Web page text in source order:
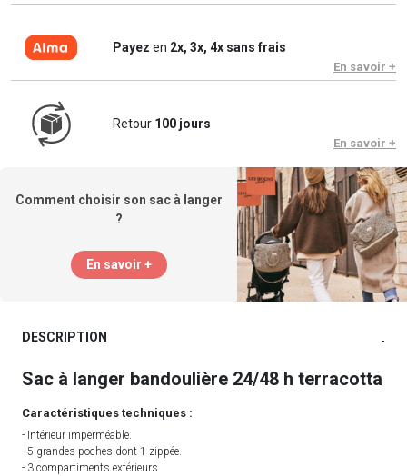
Payez en 2x, 3x, 4x sans frais
En savoir +
Retour 100 jours
En savoir +
Comment choisir son sac à langer
?
En savoir +
DESCRIPTION -
Sac à langer bandoulière 24/48 h terracotta
Caractéristiques techniques :
- Intérieur imperméable.
- 5 grandes poches dont 1 zippée.
- 3 compartiments extérieurs.